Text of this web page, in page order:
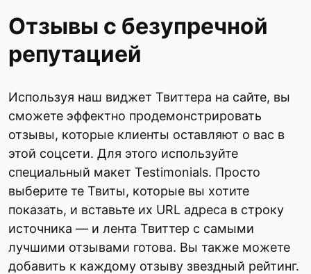
Отзывы с безупречной
репутацией
Используя наш виджет Твиттера на сайте, вы
сможете эффектно продемонстрировать
отзывы, которые клиенты оставляют о вас в
этой соцсети. Для этого используйте
специальный макет Testimonials. Просто
выберите те Твиты, которые вы хотите
показать, и вставьте их URL адреса в строку
источника — и лента Твиттер с самыми
лучшими отзывами готова. Вы также можете
добавить к каждому отзыву звездный рейтинг.